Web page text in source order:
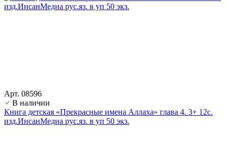
Арт. 08596
В наличии
Книга детская «Прекрасные имена Аллаха» глава 4. 3+ 12с.
изд.ИнсанМедиа рус.яз. в уп 50 экз.